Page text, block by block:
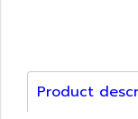
Product